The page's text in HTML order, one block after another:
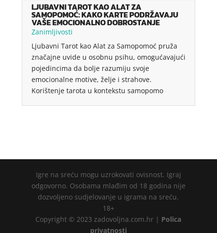
LJUBAVNI TAROT KAO ALAT ZA
SAMOPOMOĆ: KAKO KARTE PODRŽAVAJU
VAŠE EMOCIONALNO DOBROSTANJE
Zanimljivosti
Ljubavni Tarot kao Alat za Samopomoć pruža
značajne uvide u osobnu psihu, omogućavajući
pojedincima da bolje razumiju svoje
emocionalne motive, želje i strahove.
Korištenje tarota u kontekstu samopomo
Igre na sreću mogu uzrokovati ovisnost. Igraj
odgovorno. Osobama mlađim od 18 godina nije
dozvoljeno sudjelovanje u igrama na sreću.
18+
Copyright © 2023 zadovoljna.com.hr | Polica
privatnosti